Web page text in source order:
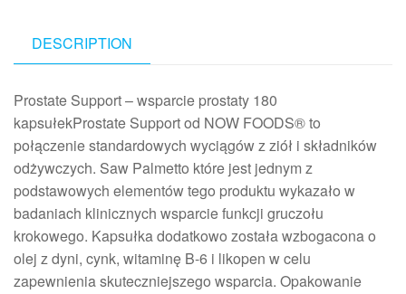
DESCRIPTION
Prostate Support – wsparcie prostaty 180
kapsułekProstate Support od NOW FOODS® to
połączenie standardowych wyciągów z ziół i składników
odżywczych. Saw Palmetto które jest jednym z
podstawowych elementów tego produktu wykazało w
badaniach klinicznych wsparcie funkcji gruczołu
krokowego. Kapsułka dodatkowo została wzbogacona o
olej z dyni, cynk, witaminę B-6 i likopen w celu
zapewnienia skuteczniejszego wsparcia. Opakowanie